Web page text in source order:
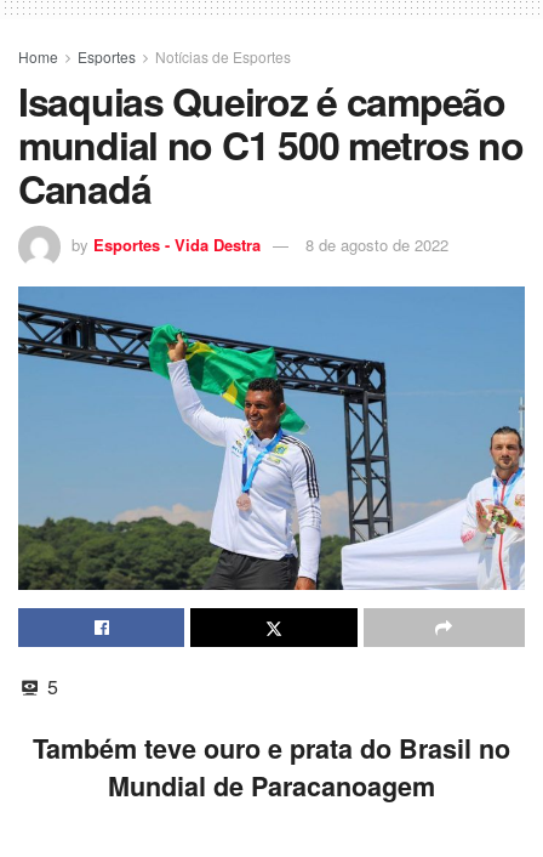
Home Esportes Notícias de Esportes
Isaquias Queiroz é campeão
mundial no C1 500 metros no
Canadá
by Esportes - Vida Destra 8 de agosto de 2022
5
Também teve ouro e prata do Brasil no
Mundial de Paracanoagem